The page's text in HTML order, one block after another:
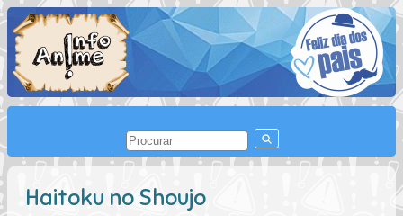
Haitoku no Shoujo